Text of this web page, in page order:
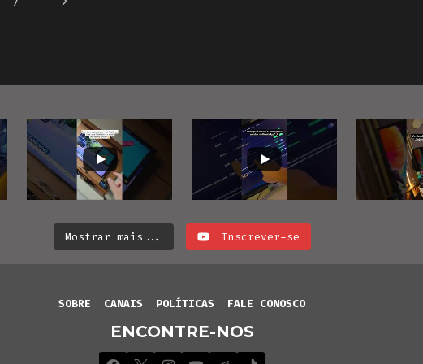
Mostrar mais... Inscrever-se
SOBRE CANAIS POLÍTICAS FALE CONOSCO
ENCONTRE-NOS